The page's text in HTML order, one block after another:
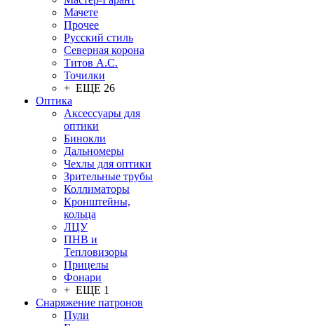
Мачете
Прочее
Русский стиль
Северная корона
Титов А.С.
Точилки
+ ЕЩЕ 26
Оптика
Аксессуары для
оптики
Бинокли
Дальномеры
Чехлы для оптики
Зрительные трубы
Коллиматоры
Кронштейны,
кольца
ЛЦУ
ПНВ и
Тепловизоры
Прицелы
Фонари
+ ЕЩЕ 1
Снаряжение патронов
Пули